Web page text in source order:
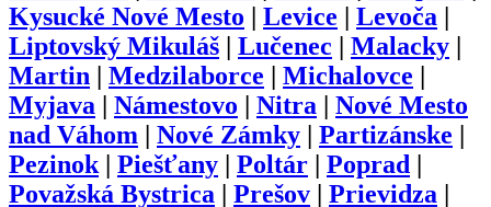
Kysucké Nové Mesto
Levice Levoča
Liptovský Mikuláš
Lučenec Malacky
Martin
Medzilaborce Michalovce
Myjava
Námestovo Nitra
Nové Mesto
nad Váhom
Nové Zámky Partizánske
Pezinok| Piešťany Poltár Poprad
Považská Bystrica
Prešov Prievidza